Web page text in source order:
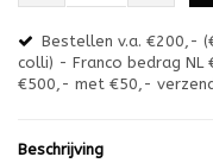
Bestellen v.a. €200,-
colli) - Franco bedrag NL
€500,- met €50,-
Beschrijving